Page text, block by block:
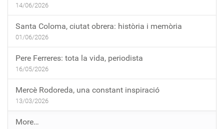
14/06/2026
Santa Coloma, ciutat obrera: història i memòria
01/06/2026
Pere Ferreres: tota la vida, periodista
16/05/2026
Mercè Rodoreda, una constant inspiració
13/03/2026
E
More…